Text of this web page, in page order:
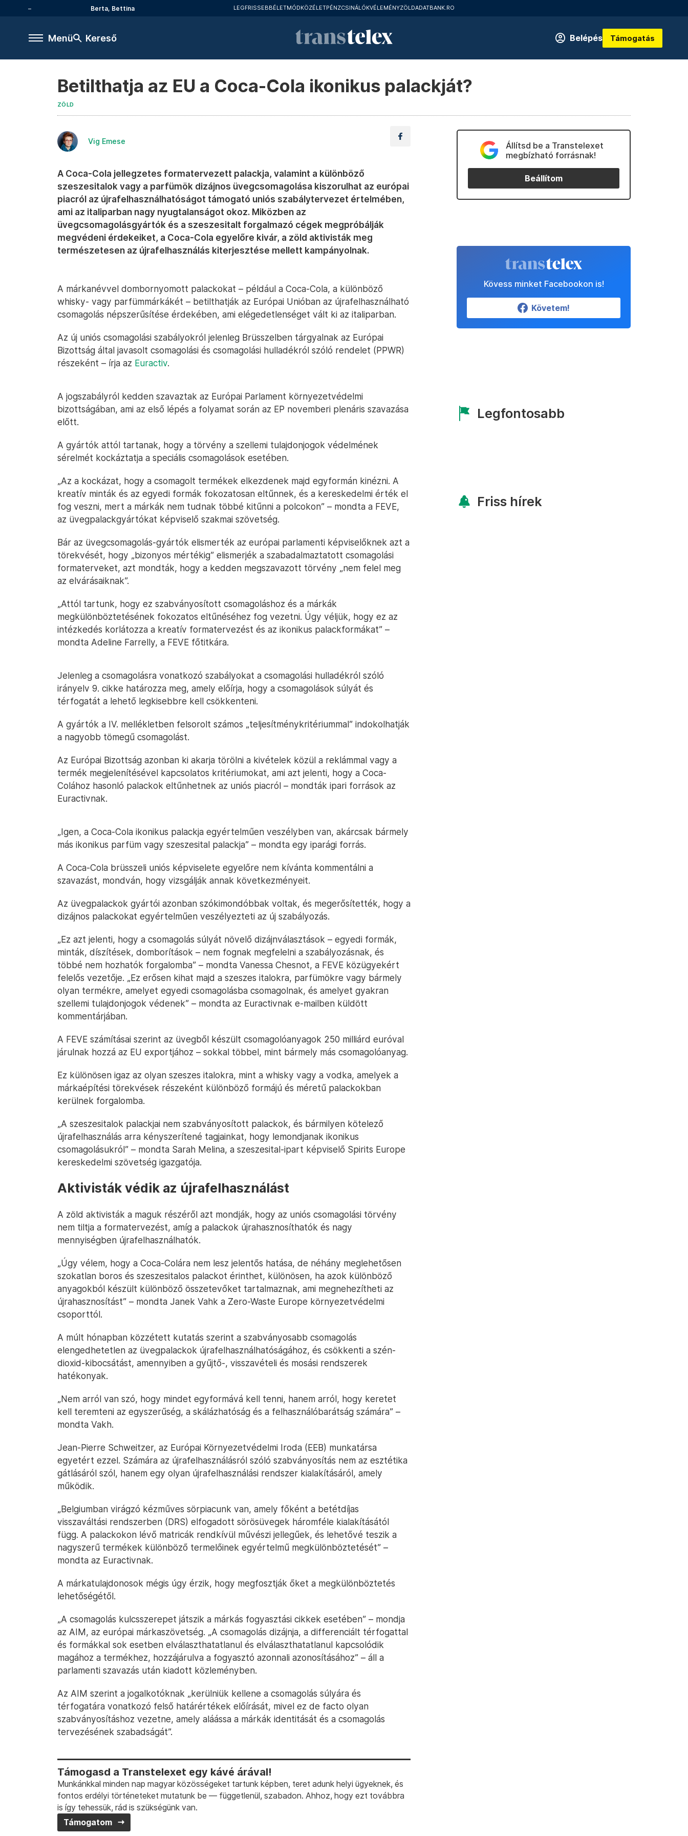
Berta, Bettina LEGFRISSEBBÉLETMÓDKÖZÉLETPÉNZCSINÁLÓKVÉLEMÉNYZÖLDADATBANK.RO
Menü Kereső Belépés Támogatás
Betilthatja az EU a Coca-Cola ikonikus palackját?
ZÖLD
Vig Emese
A Coca-Cola jellegzetes formatervezett palackja, valamint a különböző
szeszesitalok vagy a parfümök dizájnos üvegcsomagolása kiszorulhat az európai
piacról az újrafelhasználhatóságot támogató uniós szabálytervezet értelmében,
ami az italiparban nagy nyugtalanságot okoz. Miközben az
üvegcsomagolásgyártók és a szeszesitalt forgalmazó cégek megpróbálják
megvédeni érdekeiket, a Coca-Cola egyelőre kivár, a zöld aktivisták meg
természetesen az újrafelhasználás kiterjesztése mellett kampányolnak.
A márkanévvel dombornyomott palackokat – például a Coca-Cola, a különböző
whisky- vagy parfümmárkákét – betilthatják az Európai Unióban az újrafelhasználható
csomagolás népszerűsítése érdekében, ami elégedetlenséget vált ki az italiparban.
Az új uniós csomagolási szabályokról jelenleg Brüsszelben tárgyalnak az Európai
Bizottság által javasolt csomagolási és csomagolási hulladékról szóló rendelet (PPWR)
részeként – írja az Euractiv.
A jogszabályról kedden szavaztak az Európai Parlament környezetvédelmi
bizottságában, ami az első lépés a folyamat során az EP novemberi plenáris szavazása
előtt.
A gyártók attól tartanak, hogy a törvény a szellemi tulajdonjogok védelmének
sérelmét kockáztatja a speciális csomagolások esetében.
„Az a kockázat, hogy a csomagolt termékek elkezdenek majd egyformán kinézni. A
kreatív minták és az egyedi formák fokozatosan eltűnnek, és a kereskedelmi érték el
fog veszni, mert a márkák nem tudnak többé kitűnni a polcokon” – mondta a FEVE,
az üvegpalackgyártókat képviselő szakmai szövetség.
Bár az üvegcsomagolás-gyártók elismerték az európai parlamenti képviselőknek azt a
törekvését, hogy „bizonyos mértékig” elismerjék a szabadalmaztatott csomagolási
formaterveket, azt mondták, hogy a kedden megszavazott törvény „nem felel meg
az elvárásaiknak”.
„Attól tartunk, hogy ez szabványosított csomagoláshoz és a márkák
megkülönböztetésének fokozatos eltűnéséhez fog vezetni. Úgy véljük, hogy ez az
intézkedés korlátozza a kreatív formatervezést és az ikonikus palackformákat” –
mondta Adeline Farrelly, a FEVE főtitkára.
Jelenleg a csomagolásra vonatkozó szabályokat a csomagolási hulladékról szóló
irányelv 9. cikke határozza meg, amely előírja, hogy a csomagolások súlyát és
térfogatát a lehető legkisebbre kell csökkenteni.
A gyártók a IV. mellékletben felsorolt számos „teljesítménykritériummal” indokolhatják
a nagyobb tömegű csomagolást.
Az Európai Bizottság azonban ki akarja törölni a kivételek közül a reklámmal vagy a
termék megjelenítésével kapcsolatos kritériumokat, ami azt jelenti, hogy a Coca-
Colához hasonló palackok eltűnhetnek az uniós piacról – mondták ipari források az
Euractivnak.
„Igen, a Coca-Cola ikonikus palackja egyértelműen veszélyben van, akárcsak bármely
más ikonikus parfüm vagy szeszesital palackja” – mondta egy iparági forrás.
A Coca-Cola brüsszeli uniós képviselete egyelőre nem kívánta kommentálni a
szavazást, mondván, hogy vizsgálják annak következményeit.
Az üvegpalackok gyártói azonban szókimondóbbak voltak, és megerősítették, hogy a
dizájnos palackokat egyértelműen veszélyezteti az új szabályozás.
„Ez azt jelenti, hogy a csomagolás súlyát növelő dizájnválasztások – egyedi formák,
minták, díszítések, domborítások – nem fognak megfelelni a szabályozásnak, és
többé nem hozhatók forgalomba” – mondta Vanessa Chesnot, a FEVE közügyekért
felelős vezetője. „Ez erősen kihat majd a szeszes italokra, parfümökre vagy bármely
olyan termékre, amelyet egyedi csomagolásba csomagolnak, és amelyet gyakran
szellemi tulajdonjogok védenek” – mondta az Euractivnak e-mailben küldött
kommentárjában.
A FEVE számításai szerint az üvegből készült csomagolóanyagok 250 milliárd euróval
járulnak hozzá az EU exportjához – sokkal többel, mint bármely más csomagolóanyag.
Ez különösen igaz az olyan szeszes italokra, mint a whisky vagy a vodka, amelyek a
márkaépítési törekvések részeként különböző formájú és méretű palackokban
kerülnek forgalomba.
„A szeszesitalok palackjai nem szabványosított palackok, és bármilyen kötelező
újrafelhasználás arra kényszerítené tagjainkat, hogy lemondjanak ikonikus
csomagolásukról” – mondta Sarah Melina, a szeszesital-ipart képviselő Spirits Europe
kereskedelmi szövetség igazgatója.
Aktivisták védik az újrafelhasználást
A zöld aktivisták a maguk részéről azt mondják, hogy az uniós csomagolási törvény
nem tiltja a formatervezést, amíg a palackok újrahasznosíthatók és nagy
mennyiségben újrafelhasználhatók.
„Úgy vélem, hogy a Coca-Colára nem lesz jelentős hatása, de néhány meglehetősen
szokatlan boros és szeszesitalos palackot érinthet, különösen, ha azok különböző
anyagokból készült különböző összetevőket tartalmaznak, ami megnehezítheti az
újrahasznosítást” – mondta Janek Vahk a Zero-Waste Europe környezetvédelmi
csoporttól.
A múlt hónapban közzétett kutatás szerint a szabványosabb csomagolás
elengedhetetlen az üvegpalackok újrafelhasználhatóságához, és csökkenti a szén-
dioxid-kibocsátást, amennyiben a gyűjtő-, visszavételi és mosási rendszerek
hatékonyak.
„Nem arról van szó, hogy mindet egyformává kell tenni, hanem arról, hogy keretet
kell teremteni az egyszerűség, a skálázhatóság és a felhasználóbarátság számára” –
mondta Vakh.
Jean-Pierre Schweitzer, az Európai Környezetvédelmi Iroda (EEB) munkatársa
egyetért ezzel. Számára az újrafelhasználásról szóló szabványosítás nem az esztétika
gátlásáról szól, hanem egy olyan újrafelhasználási rendszer kialakításáról, amely
működik.
„Belgiumban virágzó kézműves sörpiacunk van, amely főként a betétdíjas
visszaváltási rendszerben (DRS) elfogadott sörösüvegek háromféle kialakításától
függ. A palackokon lévő matricák rendkívül művészi jellegűek, és lehetővé teszik a
nagyszerű termékek különböző termelőinek egyértelmű megkülönböztetését” –
mondta az Euractivnak.
A márkatulajdonosok mégis úgy érzik, hogy megfosztják őket a megkülönböztetés
lehetőségétől.
„A csomagolás kulcsszerepet játszik a márkás fogyasztási cikkek esetében” – mondja
az AIM, az európai márkaszövetség. „A csomagolás dizájnja, a differenciált térfogattal
és formákkal sok esetben elválaszthatatlanul és elválaszthatatlanul kapcsolódik
magához a termékhez, hozzájárulva a fogyasztó azonnali azonosításához” – áll a
parlamenti szavazás után kiadott közleményben.
Az AIM szerint a jogalkotóknak „kerülniük kellene a csomagolás súlyára és
térfogatára vonatkozó felső határértékek előírását, mivel ez de facto olyan
szabványosításhoz vezetne, amely aláássa a márkák identitását és a csomagolás
tervezésének szabadságát”.
Támogasd a Transtelexet egy kávé árával!
Munkánkkal minden nap magyar közösségeket tartunk képben, teret adunk helyi ügyeknek, és
fontos erdélyi történeteket mutatunk be — függetlenül, szabadon. Ahhoz, hogy ezt továbbra
is így tehessük, rád is szükségünk van.
Támogatom
Állítsd be a Transtelexet
megbízható forrásnak!
Beállítom
Kövess minket Facebookon is!
Követem!
Legfontosabb
Friss hírek